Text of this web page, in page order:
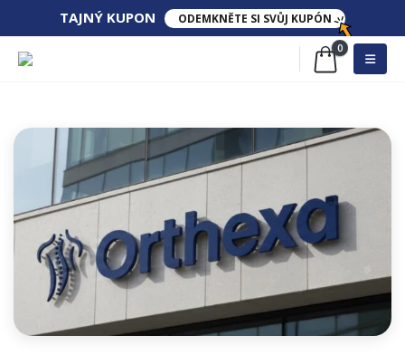
TAJNÝ KUPON​​ ODEMKNĚTE SI SVŮJ KUPÓN
0